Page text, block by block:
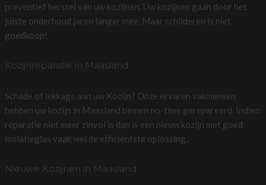
preventief herstel van uw kozijnen. Uw kozijnen gaan door het
juiste onderhoud jaren langer mee. Maar schilderen is niet
goedkoop!
Kozijnreparatie in Maasland
Schade of lekkage aan uw Kozijn? Onze ervaren vakmensen
hebben uw kozijn in Maasland binnen no-time gerepareerd. Indien
reparatie niet meer zinvol is dan is een nieuw kozijn met goed
isolatieglas vaak wel de efficiëntste oplossing.
Nieuwe Kozijnen in Maasland